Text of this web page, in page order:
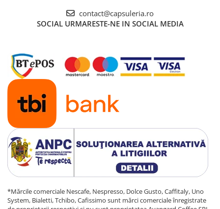
contact@capsuleria.ro
SOCIAL URMARESTE-NE IN SOCIAL MEDIA
*Mărcile comerciale Nescafe, Nespresso, Dolce Gusto, Caffitaly, Uno
System, Bialetti, Tchibo, Cafissimo sunt mărci comerciale înregistrate